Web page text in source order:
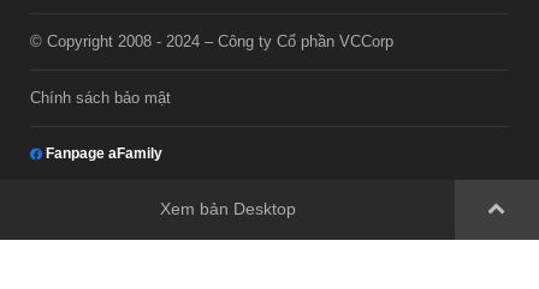
© Copyright 2008 - 2024 – Công ty Cổ phần VCCorp
Chính sách bảo mật
Fanpage aFamily
Xem bản Desktop